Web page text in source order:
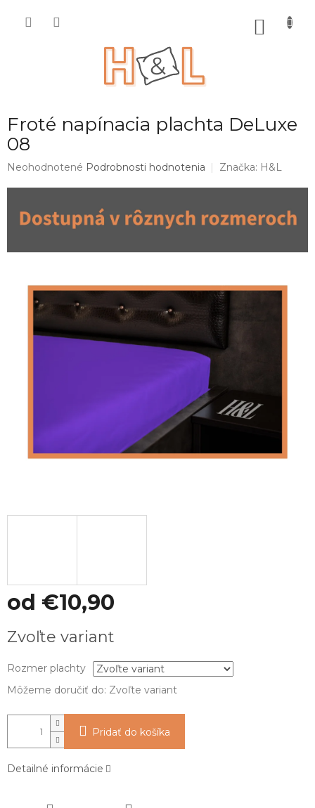
Froté napínacia plachta DeLuxe
08
Priemerné
Neohodnotené Podrobnosti hodnotenia Značka: H&L
od €10,90
cena:
Zvoľte variant
Rozmer plachty
Môžeme doručiť do: Zvoľte variant
Pridať do košíka
Detailné informácie